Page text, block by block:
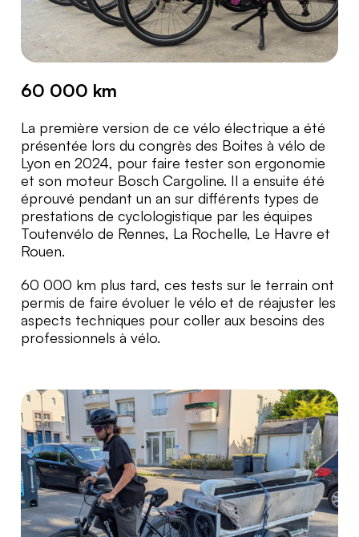
60 000 km
La première version de ce vélo électrique a été
présentée lors du congrès des Boites à vélo de
Lyon en 2024, pour faire tester son ergonomie
et son moteur Bosch Cargoline. Il a ensuite été
éprouvé pendant un an sur différents types de
prestations de cyclologistique par les équipes
Toutenvélo de Rennes, La Rochelle, Le Havre et
Rouen.
60 000 km plus tard, ces tests sur le terrain ont
permis de faire évoluer le vélo et de réajuster les
aspects techniques pour coller aux besoins des
professionnels à vélo.